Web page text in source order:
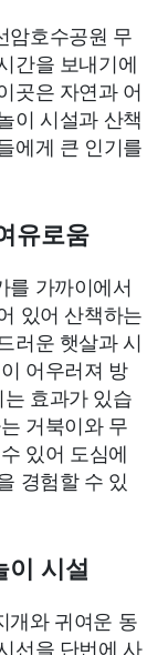
암호수공원 무
간을 보내기에
곳은 자연과 어
이 시설과 산책
에게 큰 인기를
유로움
를 가까이에서
있어 산책하는
러운 햇살과 시
어우러져 방
효과가 있습
거북이와 무
있어 도심에
경험할 수 있
이 시설
개와 귀여운 동
선을 단번에 사